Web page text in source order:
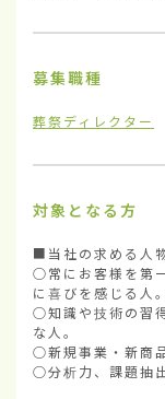
募集職種
葬祭ディレクター
対象となる方
■当社の求める人
○常にお客様を第
に喜びを感じる人。
○知識や技術の習
な人。
○新規事業・新商
○分析力、課題抽